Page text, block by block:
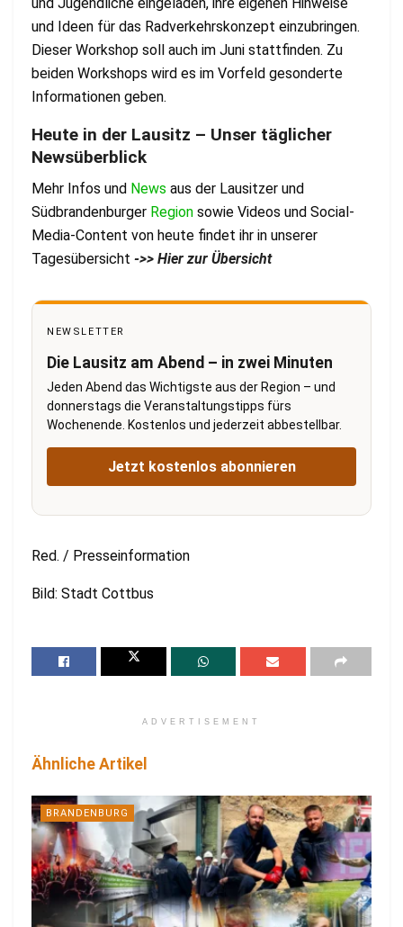
und Jugendliche eingeladen, ihre eigenen Hinweise
und Ideen für das Radverkehrskonzept einzubringen.
Dieser Workshop soll auch im Juni stattfinden. Zu
beiden Workshops wird es im Vorfeld gesonderte
Informationen geben.
Heute in der Lausitz – Unser täglicher
Newsüberblick
Mehr Infos und News aus der Lausitzer und
Südbrandenburger Region sowie Videos und Social-
Media-Content von heute findet ihr in unserer
Tagesübersicht ->> Hier zur Übersicht
NEWSLETTER
Die Lausitz am Abend – in zwei Minuten
Jeden Abend das Wichtigste aus der Region – und
donnerstags die Veranstaltungstipps fürs
Wochenende. Kostenlos und jederzeit abbestellbar.
Jetzt kostenlos abonnieren
Red. / Presseinformation
Bild: Stadt Cottbus
ADVERTISEMENT
Ähnliche Artikel
BRANDENBURG